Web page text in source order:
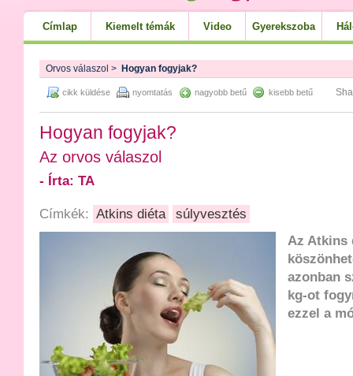
Címlap Kiemelt témák Video Gyerekszoba
Orvos válaszol > Hogyan fogyjak?
cikk küldése nyomtatás nagyobb betű kisebb betű
Hogyan fogyjak?
Az orvos válaszol
- Írta: TA
Címkék: Atkins diéta
súlyvesztés
Az Atkins
azonban
kg-ot
ezzel a